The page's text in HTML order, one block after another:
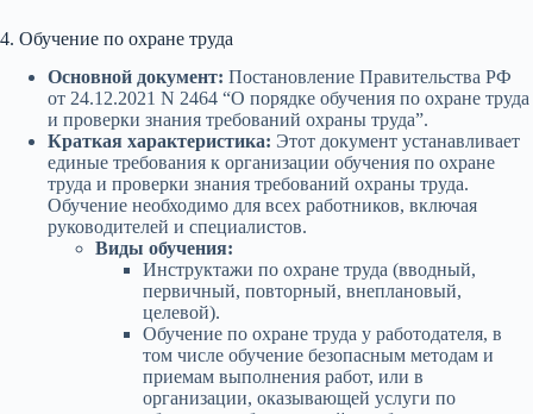
4. Обучение по охране труда
Основной документ: Постановление Правительства РФ
от 24.12.2021 N 2464 “О порядке обучения по охране труда
и проверки знания требований охраны труда”.
Краткая характеристика: Этот документ устанавливает
единые требования к организации обучения по охране
труда и проверки знания требований охраны труда.
Обучение необходимо для всех работников, включая
руководителей и специалистов.
Виды обучения:
Инструктажи по охране труда (вводный,
первичный, повторный, внеплановый,
целевой).
Обучение по охране труда у работодателя, в
том числе обучение безопасным методам и
приемам выполнения работ, или в
организации, оказывающей услуги по